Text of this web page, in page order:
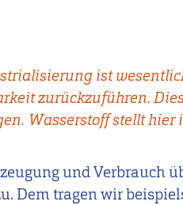
ist
zurückzuführen.
Wasserstoff stellt hier
und Verbrauch
Dem tragen wir